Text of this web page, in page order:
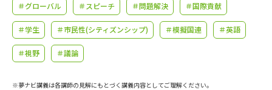
学問のミニ講義「夢ナビ講義」 学問分野解説
学問の教科書
ユーザーサポート
＃グローバル ＃スピーチ ＃問題解決 ＃国際貢献
＃学生 ＃市民性(シティズンシップ) ＃模擬国連 ＃英語
＃視野 ＃議論
※夢ナビ講義は各講師の見解にもとづく講義内容としてご理解ください。